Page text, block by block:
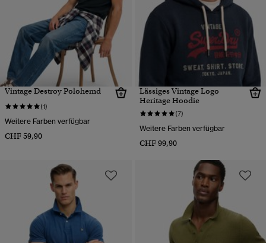
Vintage Destroy Polohemd
(1)
Weitere Farben verfügbar
CHF 59,90
Lässiges Vintage Logo
Heritage Hoodie
(7)
Weitere Farben verfügbar
CHF 99,90